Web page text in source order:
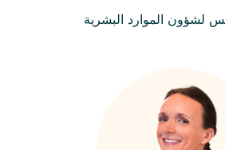
لشؤون الموارد البشرية